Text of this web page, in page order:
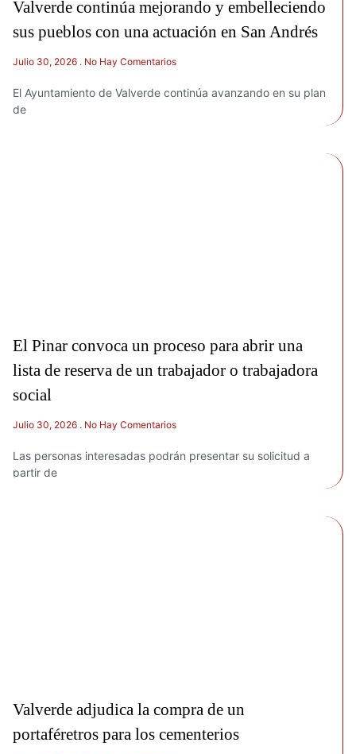
Valverde continúa mejorando y embelleciendo
sus pueblos con una actuación en San Andrés
Julio 30, 2026 No Hay Comentarios
El Ayuntamiento de Valverde continúa avanzando en su plan
de
El Pinar convoca un proceso para abrir una
lista de reserva de un trabajador o trabajadora
social
Julio 30, 2026 No Hay Comentarios
Las personas interesadas podrán presentar su solicitud a
partir de
Valverde adjudica la compra de un
portaféretros para los cementerios